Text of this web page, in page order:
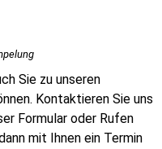
Sie zu unseren
Kontaktieren Sie uns
Formular oder Rufen
mit Ihnen ein Termin